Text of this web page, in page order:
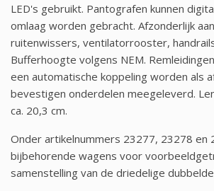
LED's gebruikt. Pantografen kunnen
omlaag worden gebracht. Afzonderlijk
ruitenwissers, ventilatorrooster,
Bufferhoogte volgens NEM.
een automatische koppeling worden als
bevestigen onderdelen meegeleverd.
ca. 20,3 cm.
Onder artikelnummers 23277, 23278 en
bijbehorende wagens voor
samenstelling van de driedelige